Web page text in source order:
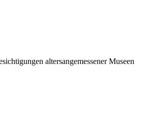
altersangemessener Museen